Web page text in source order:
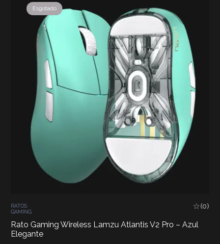
Esgotado
RATOS
GAMING
(0)
Rato Gaming Wireless Lamzu Atlantis V2 Pro – Azul
Elegante